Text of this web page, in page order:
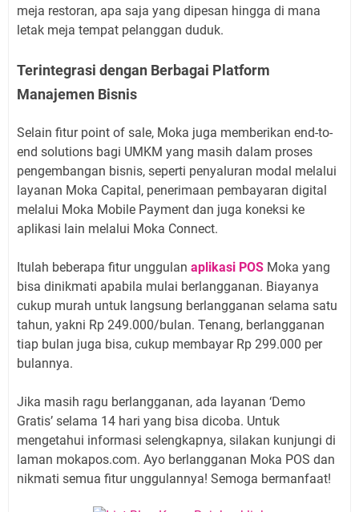
meja restoran, apa saja yang dipesan hingga di mana
letak meja tempat pelanggan duduk.
Terintegrasi dengan Berbagai Platform
Manajemen Bisnis
Selain fitur point of sale, Moka juga memberikan end-to-
end solutions bagi UMKM yang masih dalam proses
pengembangan bisnis, seperti penyaluran modal melalui
layanan Moka Capital, penerimaan pembayaran digital
melalui Moka Mobile Payment dan juga koneksi ke
aplikasi lain melalui Moka Connect.
Itulah beberapa fitur unggulan aplikasi POS Moka yang
bisa dinikmati apabila mulai berlangganan. Biayanya
cukup murah untuk langsung berlangganan selama satu
tahun, yakni Rp 249.000/bulan. Tenang, berlangganan
tiap bulan juga bisa, cukup membayar Rp 299.000 per
bulannya.
Jika masih ragu berlangganan, ada layanan ‘Demo
Gratis’ selama 14 hari yang bisa dicoba. Untuk
mengetahui informasi selengkapnya, silakan kunjungi di
laman mokapos.com. Ayo berlangganan Moka POS dan
nikmati semua fitur unggulannya! Semoga bermanfaat!